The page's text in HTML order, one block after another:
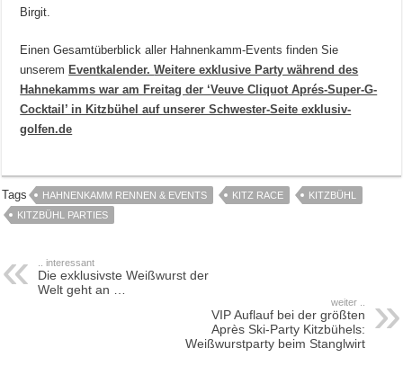
Birgit.
Einen Gesamtüberblick aller Hahnenkamm-Events finden Sie
unserem Eventkalender.Weitere exklusive Party während des
Hahnekamms war am Freitag der ‘Veuve Cliquot Aprés-Super-G-
Cocktail’ in Kitzbühel auf unserer Schwester-Seite exklusiv-
golfen.de
Tags HAHNENKAMM RENNEN & EVENTS KITZ RACE
KITZBÜHL
KITZBÜHL PARTIES
.. interessant
Die exklusivste Weißwurst der
Welt geht an …
weiter ..
VIP Auflauf bei der größten
Après Ski-Party Kitzbühels:
Weißwurstparty beim Stanglwirt